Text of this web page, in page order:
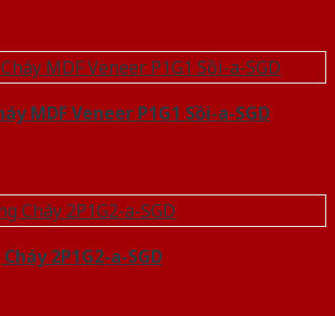
MDF Veneer P1G1 Sồi-a-SGD
2P1G2-a-SGD